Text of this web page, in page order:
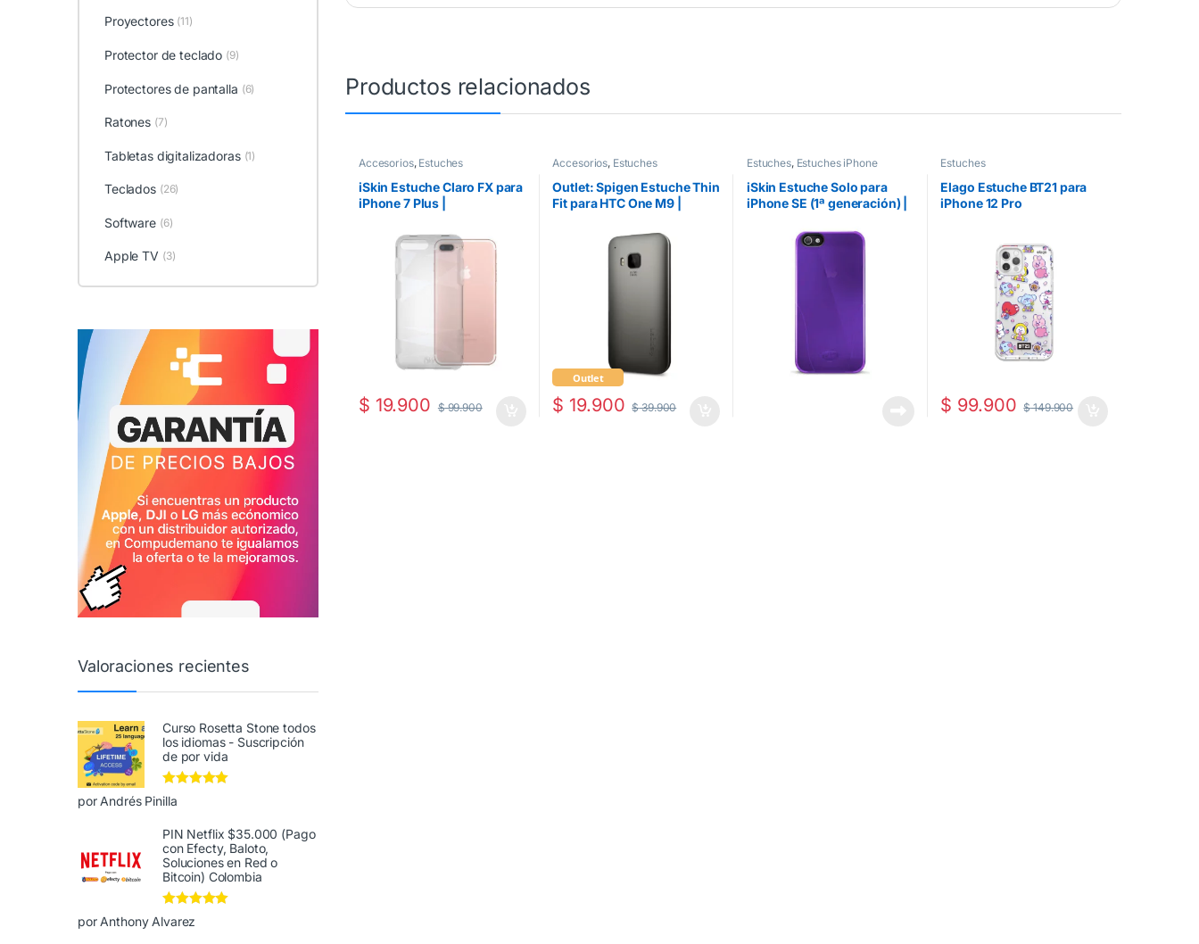
Productos relacionados
Accesorios, Estuches
iSkin Estuche Claro FX para
iPhone 7 Plus |
$ 19.900 $99.900
Accesorios, Estuches
Outlet: Spigen Estuche Thin
Fit para HTC One M9 |
Outlet
$ 19.900 $39.900
Estuches, Estuches iPhone
iSkin Estuche Solo para
iPhone SE (1ª generación) |
Estuches
Elago Estuche BT21 para
iPhone 12 Pro
$ 99.900 $149.900
Proyectores (11)
Protector de teclado (9)
Protectores de pantalla (6)
Ratones (7)
Tabletas digitalizadoras (1)
Teclados (26)
Software (6)
Apple TV (3)
Valoraciones recientes
Curso Rosetta Stone todos
los idiomas - Suscripción
de por vida
Valorado en
de 5
por Andrés Pinilla
PIN Netflix $35.000 (Pago
con Efecty, Baloto,
Soluciones en Red o
Bitcoin) Colombia
Valorado en
de 5
por Anthony Alvarez